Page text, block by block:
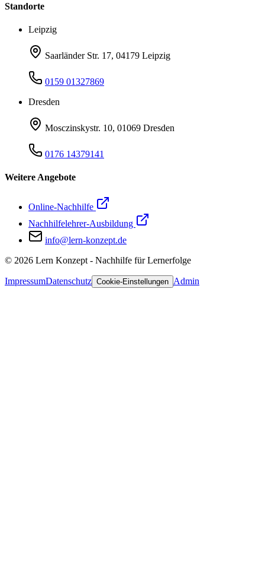
Standorte
Leipzig
Saarländer Str. 17, 04179 Leipzig
0159 01327869
Dresden
Mosczinskystr. 10, 01069 Dresden
0176 14379141
Weitere Angebote
Online-Nachhilfe
Nachhilfelehrer-Ausbildung
info@lern-konzept.de
© 2026 Lern Konzept - Nachhilfe für Lernerfolge
ImpressumDatenschutz Cookie-Einstellungen Admin